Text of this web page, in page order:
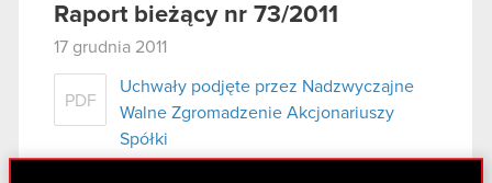
Raport bieżący nr 73/2011
17 grudnia 2011
PDF
Uchwały podjęte przez Nadzwyczajne
Walne Zgromadzenie Akcjonariuszy
Spółki